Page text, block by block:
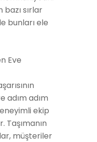
sırlar
bunları ele
Eve
adım adım
ekip
Taşımanın
müşteriler